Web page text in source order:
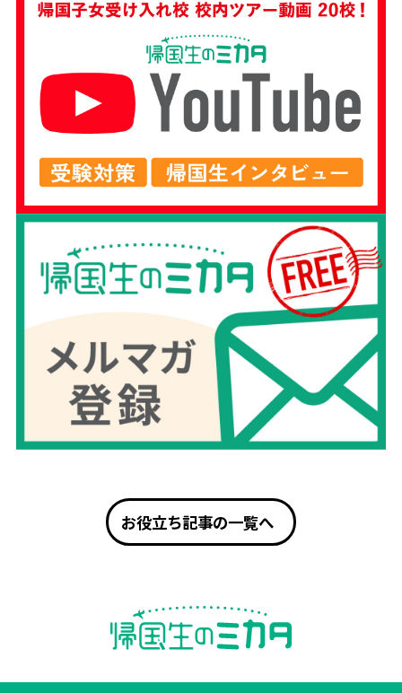
お役立ち記事の一覧へ